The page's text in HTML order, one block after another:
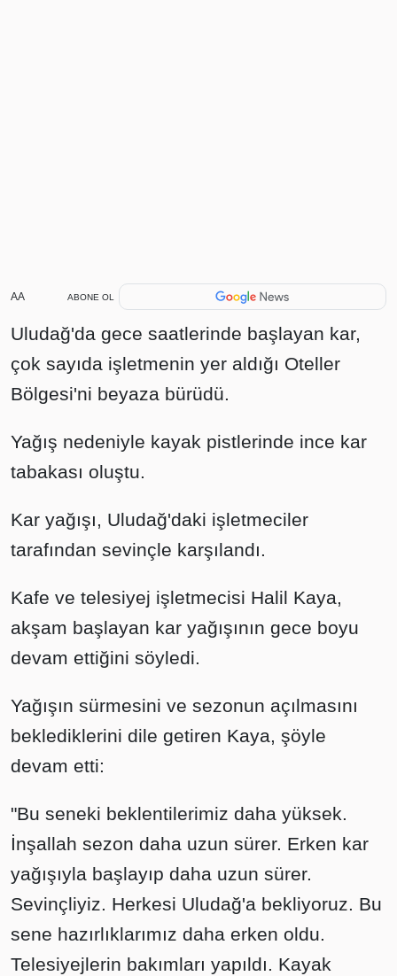
AA ABONE OL
Uludağ'da gece saatlerinde başlayan kar,
çok sayıda işletmenin yer aldığı Oteller
Bölgesi'ni beyaza bürüdü.
Yağış nedeniyle kayak pistlerinde ince kar
tabakası oluştu.
Kar yağışı, Uludağ'daki işletmeciler
tarafından sevinçle karşılandı.
Kafe ve telesiyej işletmecisi Halil Kaya,
akşam başlayan kar yağışının gece boyu
devam ettiğini söyledi.
Yağışın sürmesini ve sezonun açılmasını
beklediklerini dile getiren Kaya, şöyle
devam etti:
"Bu seneki beklentilerimiz daha yüksek.
İnşallah sezon daha uzun sürer. Erken kar
yağışıyla başlayıp daha uzun sürer.
Sevinçliyiz. Herkesi Uludağ'a bekliyoruz. Bu
sene hazırlıklarımız daha erken oldu.
Telesiyejlerin bakımları yapıldı. Kayak